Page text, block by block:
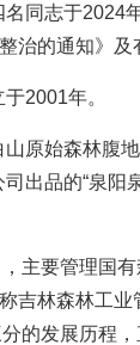
同志于2024
治的通知》及
2001年。
原始森林腹
出品的“泉阳
主要管理国
吉林森林工
的发展历程